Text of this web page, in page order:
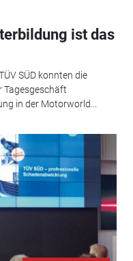
ist das
SÜD konnten die
Tagesgeschäft
in der Motorworld...